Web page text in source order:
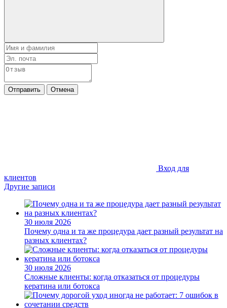
Отправить Отмена
Вход для
клиентов
Другие записи
30 июля 2026
Почему одна и та же процедура дает разный результат на
разных клиентах?
30 июля 2026
Сложные клиенты: когда отказаться от процедуры
кератина или ботокса